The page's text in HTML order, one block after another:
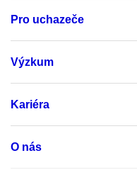
Pro uchazeče
Výzkum
Kariéra
O nás